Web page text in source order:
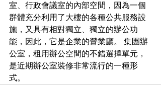
室、行政會議室的內部空間，因為一個
群體充分利用了大樓的各種公共服務設
施，又具有相對獨立、獨立的辦公功
能，因此，它是企業的營業廳。 集團辦
公室，租用辦公空間的不錯選擇單元，
是近期辦公室裝修非常流行的一種形
式。